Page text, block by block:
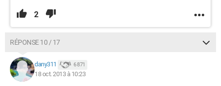
2
RÉPONSE 10 / 17
dany311 6 871
18 oct. 2013 à 10:23